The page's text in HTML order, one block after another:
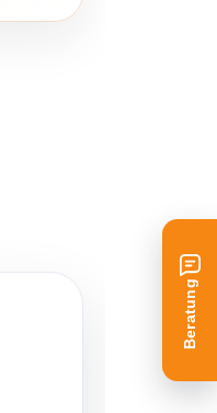
Beratung